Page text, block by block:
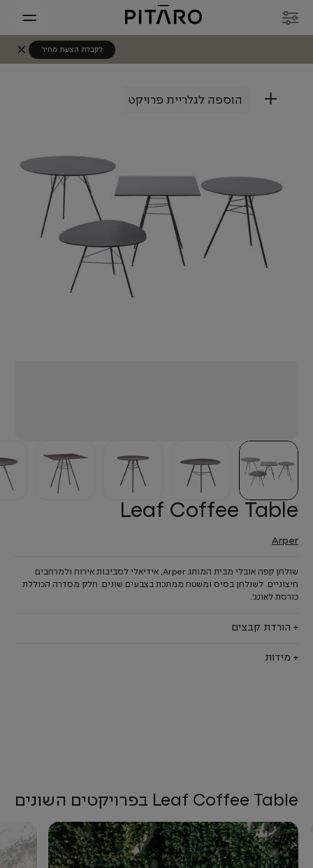
לקבלת הצעת מחיר
+ הוספה לגלריית פרויקט
Leaf Coffee Table
Arper
שולחן קפה אובלי מבית המותג Arper, אידיאלי לסביבות אירוח ולמרחבים
חיצוניים. לשולחן בסיס ומשטח ממתכת בצבעים שונים. חלק מסדרה הכוללת
כורסת לאונג'.
+ הורדת קבצים
+ מידות
Leaf Coffee Table בפרויקטים השונים